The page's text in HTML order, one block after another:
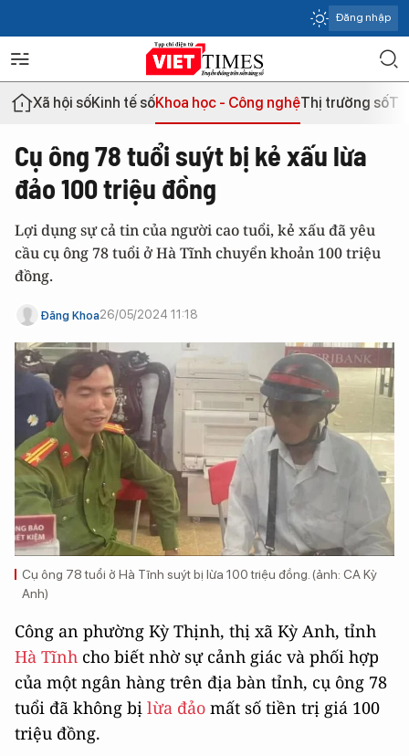
Đăng nhập
Xã hội sốKinh tế sốKhoa học - Công nghệThị trường số
Cụ ông 78 tuổi suýt bị kẻ xấu lừa
đảo 100 triệu đồng
Lợi dụng sự cả tin của người cao tuổi, kẻ xấu đã yêu
cầu cụ ông 78 tuổi ở Hà Tĩnh chuyển khoản 100 triệu
đồng.
Đăng Khoa26/05/2024 11:18
Cụ ông 78 tuổi ở Hà Tĩnh suýt bị lừa 100 triệu đồng. (ảnh: CA Kỳ
Anh)
Công an phường Kỳ Thịnh, thị xã Kỳ Anh, tỉnh
Hà Tĩnh cho biết nhờ sự cảnh giác và phối hợp
của một ngân hàng trên địa bàn tỉnh, cụ ông 78
tuổi đã không bị lừa đảo mất số tiền trị giá 100
triệu đồng.